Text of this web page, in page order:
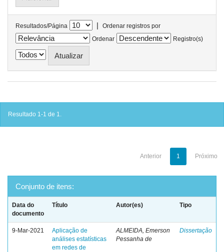
Resultados/Página |
Ordenar registros por
Ordenar
Registro(s)
Resultado 1-1 de 1.
Anterior 1 Próximo
Conjunto de itens:
Data do
documento
Título Autor(es) Tipo
9-Mar-2021
Aplicação de
análises estatísticas
em redes de
ALMEIDA, Emerson
Pessanha de
Dissertação